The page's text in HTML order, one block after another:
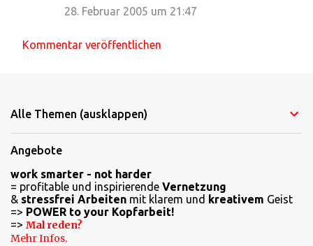
28. Februar 2005 um 21:47
Kommentar veröffentlichen
Alle Themen (ausklappen)
Angebote
work smarter - not harder
= profitable und inspirierende Vernetzung
& stressfrei Arbeiten mit klarem und kreativem Geist
=> POWER to your Kopfarbeit!
=> Mal reden?
Mehr Infos.